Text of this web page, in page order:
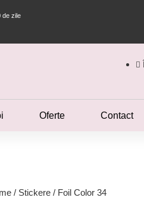
de zile
Oferte Contact
/ Stickere/ Foil Color 34